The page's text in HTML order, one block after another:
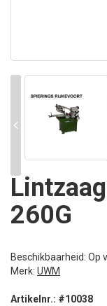
260G
Beschikbaarheid: Op
Merk: UWM
Artikelnr.: #10038